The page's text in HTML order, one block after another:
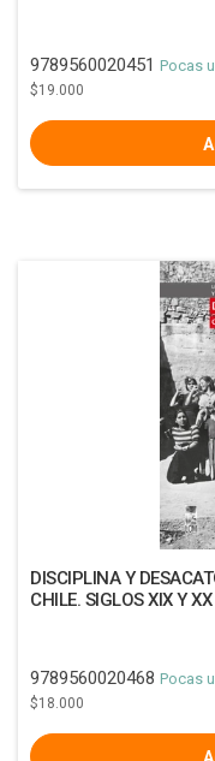
9789560020451 Pocas
$19.000
DISCIPLINA Y
CHILE. SIGLOS XIX Y XX
9789560020468 Pocas
$18.000